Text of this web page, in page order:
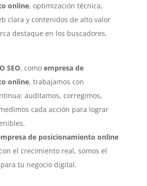
online, optimización técnica,
clara y contenidos de alto valor
destaque en los buscadores.
SEO, como empresa de
online, trabajamos con
auditamos, corregimos,
cada acción para lograr
de posicionamiento online
el crecimiento real, somos el
tu negocio digital.